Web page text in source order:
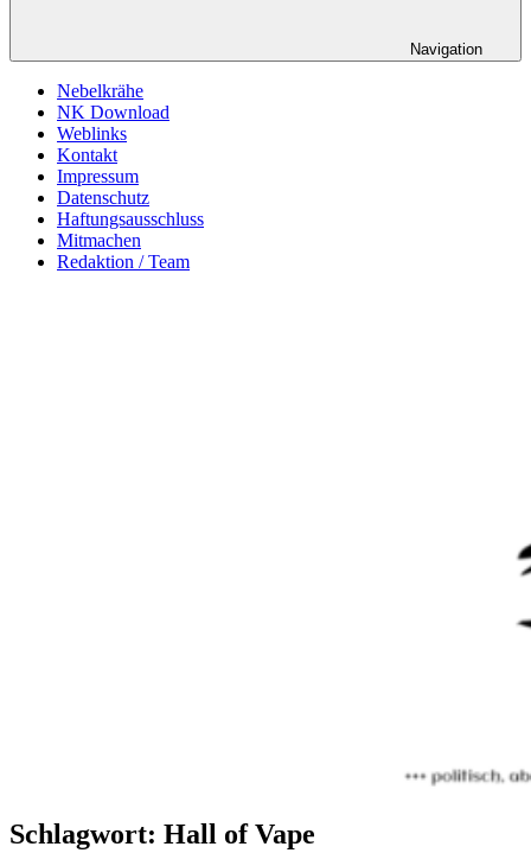
Navigation
Nebelkrähe
NK Download
Weblinks
Kontakt
Impressum
Datenschutz
Haftungsausschluss
Mitmachen
Redaktion / Team
Schlagwort: Hall of Vape